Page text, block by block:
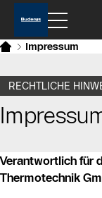
Impressum
RECHTLICHE
Verantwortlich für
Thermotechnik